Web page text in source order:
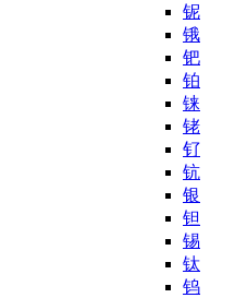
铌
锇
钯
铂
铼
铑
钌
钪
银
钽
锡
钛
钨